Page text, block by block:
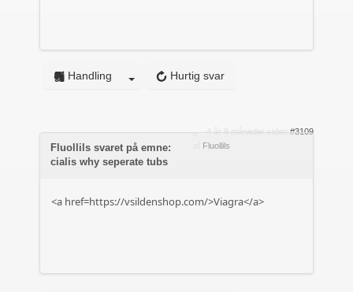
Hurtig svar
Handling
4 år 9 måneder siden #3109
Fluollils
Fluollils svaret på emne:
cialis why seperate tubs
<a href=https://vsildenshop.com/>Viagra</a>